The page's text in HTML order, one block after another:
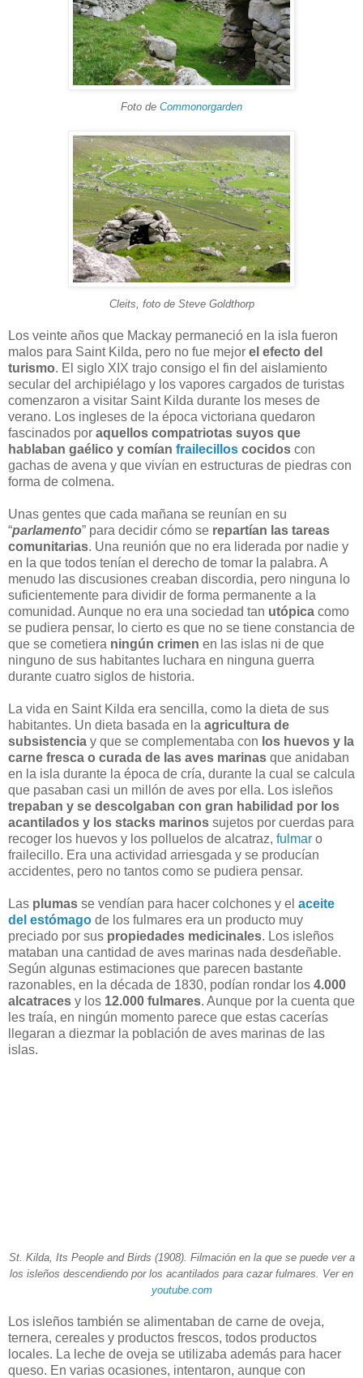
Foto de Commonorgarden
Cleits, foto de Steve Goldthorp
Los veinte años que Mackay permaneció en la isla fueron
malos para Saint Kilda, pero no fue mejor el efecto del
turismo. El siglo XIX trajo consigo el fin del aislamiento
secular del archipiélago y los vapores cargados de turistas
comenzaron a visitar Saint Kilda durante los meses de
verano. Los ingleses de la época victoriana quedaron
fascinados por aquellos compatriotas suyos que
hablaban gaélico y comían frailecillos cocidos con
gachas de avena y que vivían en estructuras de piedras con
forma de colmena.
Unas gentes que cada mañana se reunían en su
“parlamento” para decidir cómo se repartían las tareas
comunitarias. Una reunión que no era liderada por nadie y
en la que todos tenían el derecho de tomar la palabra. A
menudo las discusiones creaban discordia, pero ninguna lo
suficientemente para dividir de forma permanente a la
comunidad. Aunque no era una sociedad tan utópica como
se pudiera pensar, lo cierto es que no se tiene constancia de
que se cometiera ningún crimen en las islas ni de que
ninguno de sus habitantes luchara en ninguna guerra
durante cuatro siglos de historia.
La vida en Saint Kilda era sencilla, como la dieta de sus
habitantes. Un dieta basada en la agricultura de
subsistencia y que se complementaba con los huevos y la
carne fresca o curada de las aves marinas que anidaban
en la isla durante la época de cría, durante la cual se calcula
que pasaban casi un millón de aves por ella. Los isleños
trepaban y se descolgaban con gran habilidad por los
acantilados y los stacks marinos sujetos por cuerdas para
recoger los huevos y los polluelos de alcatraz, fulmar o
frailecillo. Era una actividad arriesgada y se producían
accidentes, pero no tantos como se pudiera pensar.
Las plumas se vendían para hacer colchones y el aceite
del estómago de los fulmares era un producto muy
preciado por sus propiedades medicinales. Los isleños
mataban una cantidad de aves marinas nada desdeñable.
Según algunas estimaciones que parecen bastante
razonables, en la década de 1830, podían rondar los 4.000
alcatraces y los 12.000 fulmares. Aunque por la cuenta que
les traía, en ningún momento parece que estas cacerías
llegaran a diezmar la población de aves marinas de las
islas.
St. Kilda, Its People and Birds (1908). Filmación en la que se puede ver a
los isleños descendiendo por los acantilados para cazar fulmares. Ver en
youtube.com
Los isleños también se alimentaban de carne de oveja,
ternera, cereales y productos frescos, todos productos
locales. La leche de oveja se utilizaba además para hacer
queso. En varias ocasiones, intentaron, aunque con